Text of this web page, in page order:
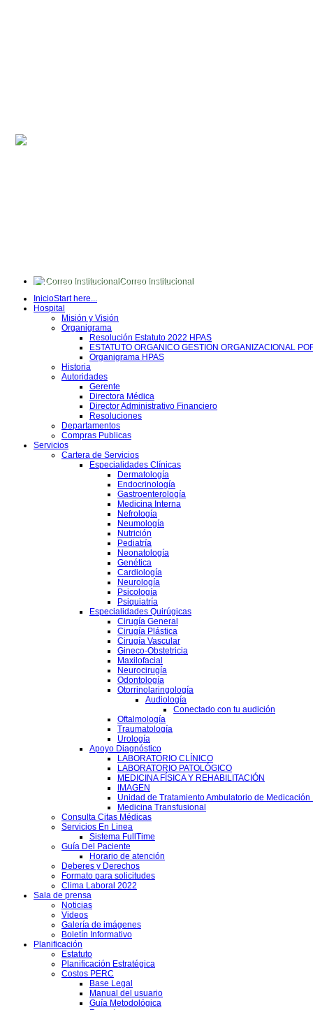
Correo Institucional
Intranet
Quipux
InicioStart here...
Hospital
Misión y Visión
Organigrama
Resolución Estatuto 2022 HPAS
ESTATUTO ORGANICO GESTION ORGANIZACIONAL
Organigrama HPAS
Historia
Autoridades
Gerente
Directora Médica
Director Administrativo Financiero
Resoluciones
Departamentos
Compras Publicas
Servicios
Cartera de Servicios
Especialidades Clínicas
Dermatología
Endocrinología
Gastroenterología
Medicina Interna
Nefrología
Neumología
Nutrición
Pediatría
Neonatología
Genética
Cardiología
Neurología
Psicología
Psiquiatría
Especialidades Quirúgicas
Cirugía General
Cirugía Plástica
Cirugía Vascular
Gineco-Obstetricia
Maxilofacial
Neurocirugía
Odontología
Otorrinolaringología
Audiología
Conectado con tu audición
Oftalmología
Traumatología
Urología
Apoyo Diagnóstico
LABORATORIO CLÍNICO
LABORATORIO PATOLÓGICO
MEDICINA FÍSICA Y REHABILITACIÓN
IMAGEN
Unidad de Tratamiento Ambulatorio de Medicación
Medicina Transfusional
Consulta Citas Médicas
Servicios En Linea
Sistema FullTime
Guía Del Paciente
Horario de atención
Deberes y Derechos
Formato para solicitudes
Clima Laboral 2022
Sala de prensa
Noticias
Videos
Galería de imágenes
Boletín Informativo
Planificación
Estatuto
Planificación Estratégica
Costos PERC
Base Legal
Manual del usuario
Guía Metodológica